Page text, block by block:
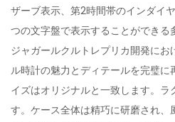
ザーブ表示、第2時間帯のインダイ
つの文字盤で表示することができる
ジャガールクルトレプリカ開発に
ル時計の魅力とディテールを完璧
イズはオリジナルと一致します。
す。ケース全体は精巧に研磨され